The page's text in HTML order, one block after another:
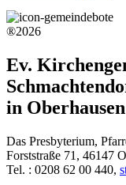
®2026
Ev.
in Oberhausen
Das Presbyterium,
Forststraße 71, 46147
Tel. : 0208 62 00 440,